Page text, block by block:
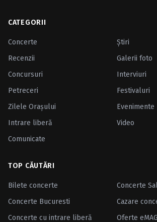
CATEGORII
Concerte
Ştiri
Recenzii
Galerii foto
Concursuri
Interviuri
Petreceri
Festivaluri
Zilele Oraşului
Evenimente
Intrare liberă
Video
Comunicate
TOP CĂUTĂRI
Bilete concerte
Concerte
Concerte Bucuresti
Cazare
Concerte cu intrare liberă
Oferte eMAG